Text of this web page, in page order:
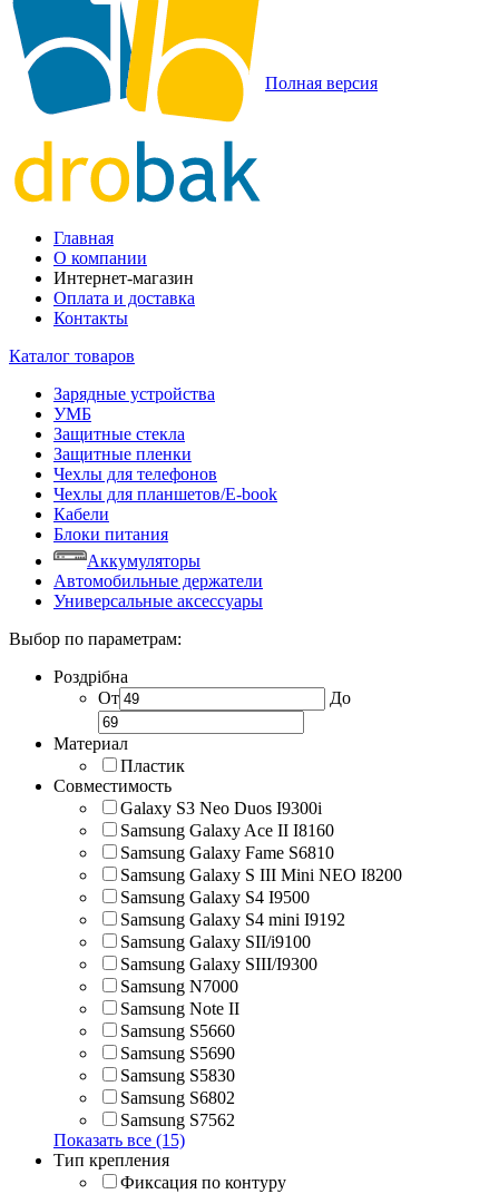
Полная версия
Главная
О компании
Интернет-магазин
Оплата и доставка
Контакты
Каталог товаров
Зарядные устройства
УМБ
Защитные стекла
Защитные пленки
Чехлы для телефонов
Чехлы для планшетов/E-book
Кабели
Блоки питания
Аккумуляторы
Автомобильные держатели
Универсальные аксессуары
Выбор по параметрам:
Роздрібна
От
До
Материал
Пластик
Совместимость
Galaxy S3 Neo Duos I9300i
Samsung Galaxy Ace II I8160
Samsung Galaxy Fame S6810
Samsung Galaxy S III Mini NEO I8200
Samsung Galaxy S4 I9500
Samsung Galaxy S4 mini I9192
Samsung Galaxy SII/i9100
Samsung Galaxy SIII/I9300
Samsung N7000
Samsung Note II
Samsung S5660
Samsung S5690
Samsung S5830
Samsung S6802
Samsung S7562
Показать все (15)
Тип крепления
Фиксация по контуру